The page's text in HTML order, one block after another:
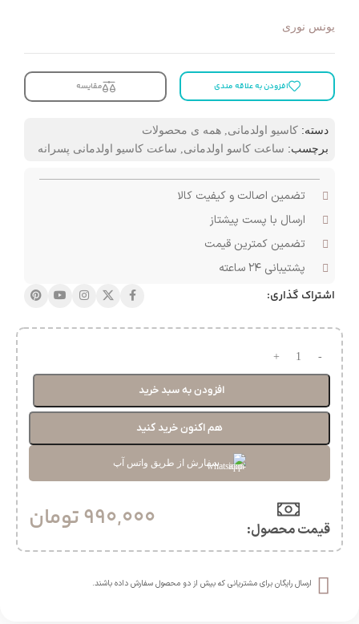
یونس نوری
افزودن به علاقه مندی مقایسه
دسته: کاسیو اولدمانی, همه ی محصولات
برچسب: ساعت کاسو اولدمانی, ساعت کاسیو اولدمانی پسرانه
تضمین اصالت و کیفیت کالا
ارسال با پست پیشتاز
تضمین کمترین قیمت
پشتیبانی ۲۴ ساعته
اشتراک گذاری:
افزودن به سبد خرید
هم اکنون خرید کنید
سفارش از طریق واتس آپ
قیمت محصول:​ 990,000تومان
ارسال رایگان برای مشتریانی که بیش از دو محصول سفارش داده باشند.​